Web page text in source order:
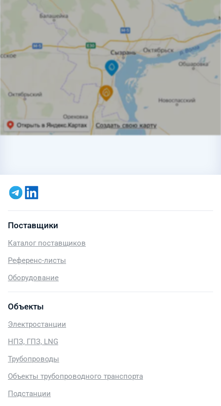
Поставщики
Каталог поставщиков
Референс-листы
Оборудование
Объекты
Электростанции
НПЗ, ГПЗ, LNG
Трубопроводы
Объекты трубопроводного транспорта
Подстанции